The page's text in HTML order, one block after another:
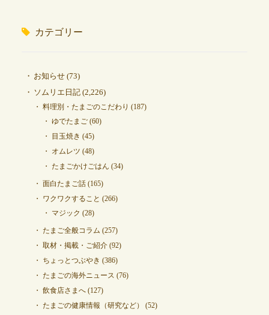
カテゴリー
お知らせ(73)
ソムリエ日記(2,226)
料理別・たまごのこだわり (187)
ゆでたまご(60)
目玉焼き (45)
オムレツ (48)
たまごかけごはん (34)
面白たまご話(165)
ワクワクすること (266)
マジック (28)
たまご全般コラム (257)
取材・掲載・ご紹介(92)
ちょっとつぶやき (386)
たまごの海外ニュース (76)
飲食店さまへ(127)
たまごの健康情報（研究など）
(52)